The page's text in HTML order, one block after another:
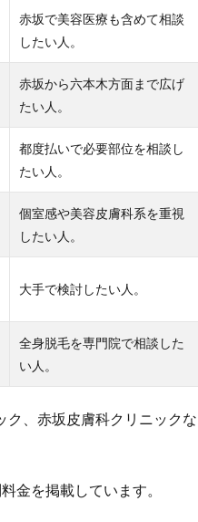
赤坂で美容医療も含めて相談
したい人。
赤坂から六本木方面まで広げ
たい人。
都度払いで必要部位を相談し
たい人。
個室感や美容皮膚科系を重視
したい人。
大手で検討したい人。
全身脱毛を専門院で相談した
い人。
、赤坂皮膚科クリニックな
金を掲載しています。